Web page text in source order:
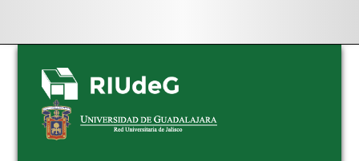
Skip
navigation